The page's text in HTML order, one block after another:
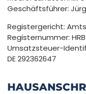
Geschäftsführer:
Registergericht:
Registernummer:
Umsatzsteuer-
DE 292362647